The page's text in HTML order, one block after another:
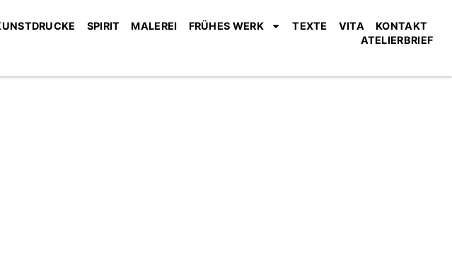
SPIRIT MALEREI FRÜHES WERK TEXTE VITA
KONTAKT
ATELIERBRIEF